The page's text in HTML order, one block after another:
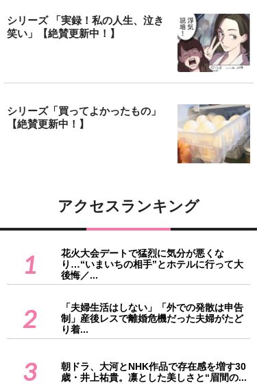
シリーズ 「実録！私の人生、泣き
笑い」【絶賛更新中！】
シリーズ「買ってよかったもの」
【絶賛更新中！】
アクセスランキング
1
花火大会デートで猛烈に気分が悪くな
り…“いまいちの相手”とホテルに行って大
後悔／...
2
「夫婦生活はしない」「外での発散は申告
制」産後レスで離婚危機だった夫婦がたど
り着...
3
朝ドラ、大河とNHK作品で存在感を増す30
歳・井上祐貴。凛とした美しさと“眉間の...